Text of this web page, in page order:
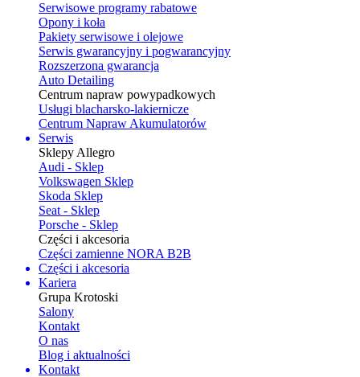
Serwisowe programy rabatowe
Opony i koła
Pakiety serwisowe i olejowe
Serwis gwarancyjny i pogwarancyjny
Rozszerzona gwarancja
Auto Detailing
Centrum napraw powypadkowych
Usługi blacharsko-lakiernicze
Centrum Napraw Akumulatorów
Serwis
Sklepy Allegro
Audi - Sklep
Volkswagen Sklep
Skoda Sklep
Seat - Sklep
Porsche - Sklep
Części i akcesoria
Części zamienne NORA B2B
Części i akcesoria
Kariera
Grupa Krotoski
Salony
Kontakt
O nas
Blog i aktualności
Kontakt